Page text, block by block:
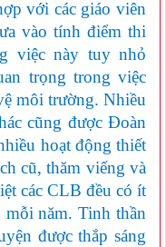
với các giáo viên
vào tính điểm thi
việc này tuy nhỏ
trọng trong việc
môi trường. Nhiều
cũng được Đoàn
hoạt động thiết
cũ, thăm viếng và
các CLB đều có ít
năm. Tinh thần
được thắp sáng